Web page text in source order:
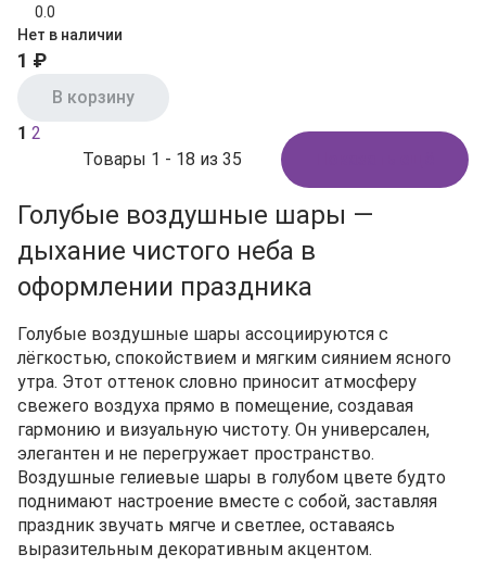
0.0
Нет в наличии
1 ₽
В корзину
Товары 1 - 18 из 35
1 2
Голубые воздушные шары —
дыхание чистого неба в
оформлении праздника
Голубые воздушные шары ассоциируются с
лёгкостью, спокойствием и мягким сиянием ясного
утра. Этот оттенок словно приносит атмосферу
свежего воздуха прямо в помещение, создавая
гармонию и визуальную чистоту. Он универсален,
элегантен и не перегружает пространство.
Воздушные гелиевые шары в голубом цвете будто
поднимают настроение вместе с собой, заставляя
праздник звучать мягче и светлее, оставаясь
выразительным декоративным акцентом.